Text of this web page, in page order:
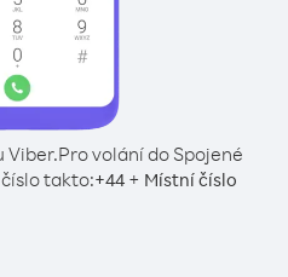
Viber.Pro volání do Spojené
takto:+44 + Místní číslo